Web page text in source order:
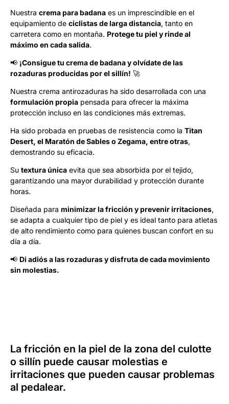
Nuestra crema para badana es un imprescindible en el
equipamiento de ciclistas de larga distancia, tanto en
carretera como en montaña. Protege tu piel y rinde al
máximo en cada salida.
📢 ¡Consigue tu crema de badana y olvídate de las
rozaduras producidas por el sillín! 🚀
Nuestra crema antirozaduras ha sido desarrollada con una
formulación propia pensada para ofrecer la máxima
protección incluso en las condiciones más extremas.
Ha sido probada en pruebas de resistencia como la Titan
Desert, el Maratón de Sables o Zegama, entre otras,
demostrando su eficacia.
Su textura única evita que sea absorbida por el tejido,
garantizando una mayor durabilidad y protección durante
horas.
Diseñada para minimizar la fricción y prevenir irritaciones,
se adapta a cualquier tipo de piel y es ideal tanto para atletas
de alto rendimiento como para quienes buscan confort en su
día a día.
📢 Di adiós a las rozaduras y disfruta de cada movimiento
sin molestias.
La fricción en la piel de la zona del culotte
o sillín puede causar molestias e
irritaciones que pueden causar problemas
al pedalear.